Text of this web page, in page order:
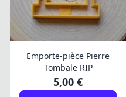
Emporte-pièce Pierre
Tombale RIP
5,00 €